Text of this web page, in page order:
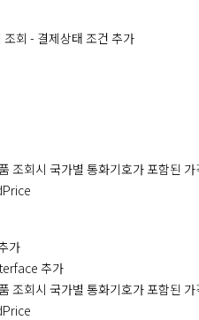
회 - 결제상태 조건 추가
조회시 국가별 통화기호가 포함된
가
추가
조회시 국가별 통화기호가 포함된